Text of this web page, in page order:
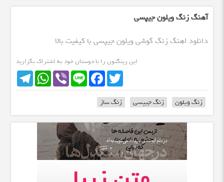
آهنگ زنگ ویلون جیپسی
دانلود اهنگ زنگ گوشی ویلون جیپسی با کیفیت بالا
این رینگتون را با دوستان خود به اشتراک بگزارید
TelegramWhatsApp Viber Line
FacebookTwitter
زنگ ویلون زنگ جیپسی زنگ ساز